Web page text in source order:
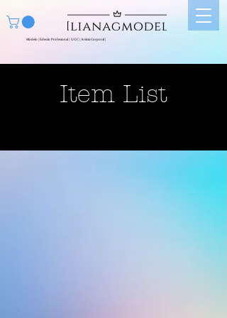
Modelo | Edecán Profesional | UGC | Artista Corporal |
Item List